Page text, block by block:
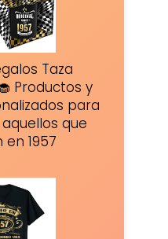
Taza
Productos y
para
que
1957